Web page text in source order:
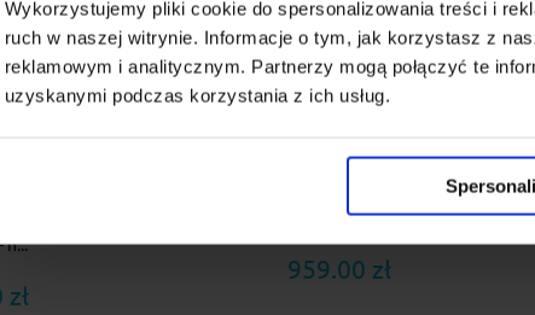
Wykorzystujemy pliki cookie do spersonalizowania treści i
ruch w naszej witrynie. Informacje o tym, jak korzystasz z
reklamowym i analitycznym. Partnerzy mogą połączyć te
uzyskanymi podczas korzystania z ich usług.
stopy AMC
Aero
to
na relingi
łatwy w
n...
Bagażnik samochodowy Airo
Fuse Dark 90/90 + kity Cruz
936-512
Cruz Airo Fuse Dark to najnowszy
system bagażników dachowych
przeznaczony do samochodów z
relingami zintegrowa...
959.00 zł